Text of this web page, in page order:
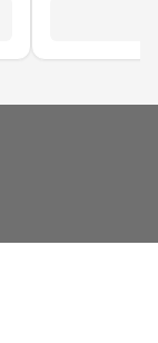
ゆる機